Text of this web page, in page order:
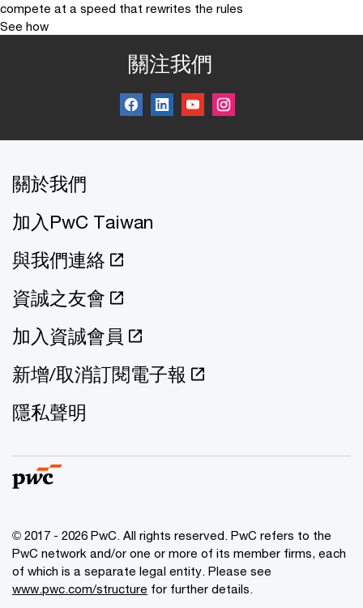
compete at a speed that rewrites the rules
See how
關注我們
關於我們
加入PwC Taiwan
與我們連絡
資誠之友會
加入資誠會員
新增/取消訂閱電子報
隱私聲明
© 2017 - 2026 PwC. All rights reserved. PwC refers to the
PwC network and/or one or more of its member firms, each
of which is a separate legal entity. Please see
www.pwc.com/structure for further details.